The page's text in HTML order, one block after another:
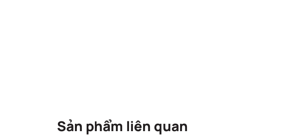
Sản phẩm liên quan